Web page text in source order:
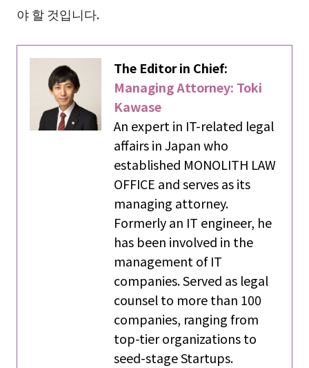
야 할 것입니다.
The Editor in Chief:
Managing Attorney: Toki
Kawase
An expert in IT-related legal
affairs in Japan who
established MONOLITH LAW
OFFICE and serves as its
managing attorney.
Formerly an IT engineer, he
has been involved in the
management of IT
companies. Served as legal
counsel to more than 100
companies, ranging from
top-tier organizations to
seed-stage Startups.